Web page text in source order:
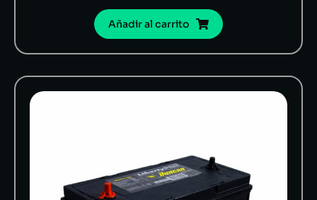
Añadir al carrito